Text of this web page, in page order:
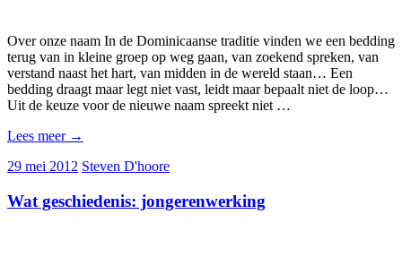
Over onze naam In de Dominicaanse traditie vinden we een bedding
terug van in kleine groep op weg gaan, van zoekend spreken, van
verstand naast het hart, van midden in de wereld staan… Een
bedding draagt maar legt niet vast, leidt maar bepaalt niet de loop…
Uit de keuze voor de nieuwe naam spreekt niet …
Lees meer →
29 mei 2012 Steven D'hoore
Wat geschiedenis: jongerenwerking